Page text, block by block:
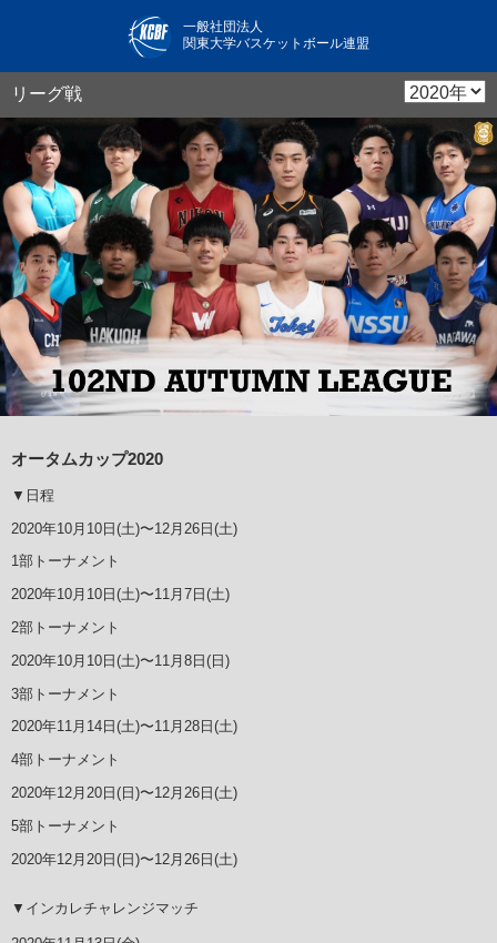
一般社団法人
関東大学バスケットボール連盟
リーグ戦
オータムカップ2020
▼日程
2020年10月10日(土)〜12月26日(土)
1部トーナメント
2020年10月10日(土)〜11月7日(土)
2部トーナメント
2020年10月10日(土)〜11月8日(日)
3部トーナメント
2020年11月14日(土)〜11月28日(土)
4部トーナメント
2020年12月20日(日)〜12月26日(土)
5部トーナメント
2020年12月20日(日)〜12月26日(土)
▼インカレチャレンジマッチ